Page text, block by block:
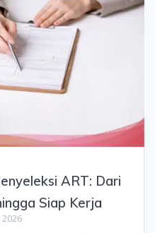
ART: Dari
Siap Kerja